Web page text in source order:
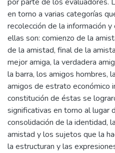
en torno a varias categorías
recolección de la información
ellas son: comienzo de la
de la amistad, final de la
mejor amiga, la verdadera
la barra, los amigos hombres,
amigos de estrato económico
constitución de éstas se
significativas en torno al lugar
consolidación de la identidad,
amistad y los sujetos que la
la estructuran y las